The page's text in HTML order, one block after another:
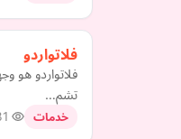
فلاتواردو
فلاتواردو هو
تشم…
خدمات